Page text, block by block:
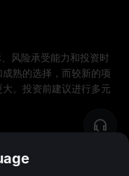
风险承受能力和投资时
熟的选择，而较新的项
。投资前建议进行多元
，但相关法规仍在演变
货币的银行禁令。